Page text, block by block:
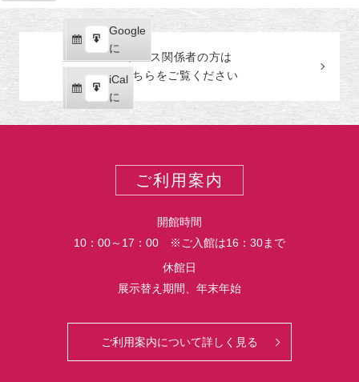
冲
激
レ
な
テ
リ
ー
示
Google
で
購
読
iCal
で
購
読
Google
に
エ
ク
ス
ポ
iCal
に
エ
ク
プレス関係者の方は
こちらをご覧ください
ご利用案内
開館時間
10：00～17：00 ※ご入館は16：30まで
休館日
展示替え期間、年末年始
ご利用案内について詳しく見る